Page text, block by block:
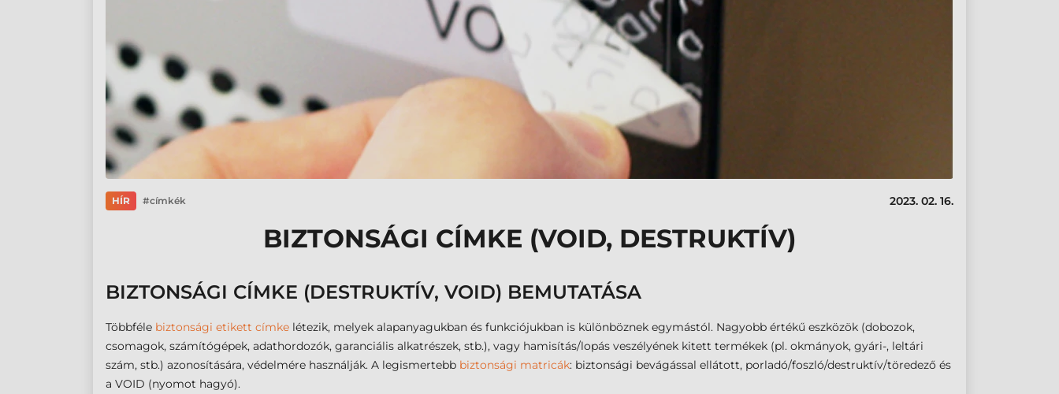
HÍR címkék 2023. 02. 16.
BIZTONSÁGI CÍMKE (VOID, DESTRUKTÍV)
BIZTONSÁGI CÍMKE (DESTRUKTÍV, VOID) BEMUTATÁSA
Többféle biztonsági etikett címke létezik, melyek alapanyagukban és funkciójukban is különböznek egymástól. Nagyobb értékű eszközök (dobozok,
csomagok, számítógépek, adathordozók, garanciális alkatrészek, stb.), vagy hamisítás/lopás veszélyének kitett termékek (pl. okmányok, gyári-, leltári
szám, stb.) azonosítására, védelmére használják. A legismertebb biztonsági matricák: biztonsági bevágással ellátott, porladó/foszló/destruktív/töredező és
a VOID (nyomot hagyó).